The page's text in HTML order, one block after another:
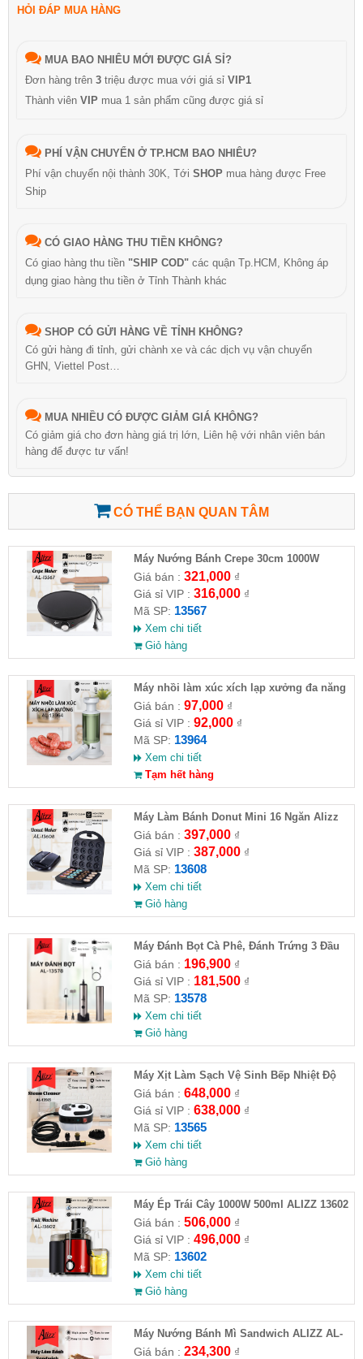
HỎI ĐÁP MUA HÀNG
MUA BAO NHIÊU MỚI ĐƯỢC GIÁ SỈ?
Đơn hàng trên 3 triệu được mua với giá sỉ VIP1
Thành viên VIP mua 1 sản phẩm cũng được giá sỉ
PHÍ VẬN CHUYỂN Ở TP.HCM BAO NHIÊU?
Phí vận chuyển nội thành 30K, Tới SHOP mua hàng được Free
Ship
CÓ GIAO HÀNG THU TIỀN KHÔNG?
Có giao hàng thu tiền "SHIP COD" các quận Tp.HCM, Không áp
dụng giao hàng thu tiền ở Tỉnh Thành khác
SHOP CÓ GỬI HÀNG VỀ TỈNH KHÔNG?
Có gửi hàng đi tỉnh, gửi chành xe và các dịch vụ vận chuyển
GHN, Viettel Post…
MUA NHIỀU CÓ ĐƯỢC GIẢM GIÁ KHÔNG?
Có giảm giá cho đơn hàng giá trị lớn, Liên hệ với nhân viên bán
hàng để được tư vấn!
CÓ THỂ BẠN QUAN TÂM
Máy Nướng Bánh Crepe 30cm 1000W
ALIZZ AL-13567
Giá bán : 321,000₫
Giá sỉ VIP : 316,000₫
Mã SP: 13567
Xem chi tiết
Giỏ hàng
Máy nhồi làm xúc xích lạp xưởng đa năng
ALIZZ AL-13964
Giá bán : 97,000₫
Giá sỉ VIP : 92,000₫
Mã SP: 13964
Xem chi tiết
Tạm hết hàng
Máy Làm Bánh Donut Mini 16 Ngăn Alizz
Giá bán : 397,000₫
Giá sỉ VIP : 387,000₫
Mã SP: 13608
Xem chi tiết
Giỏ hàng
Máy Đánh Bọt Cà Phê, Đánh Trứng 3 Đầu
ALIZZ AL-13578( HĐ )
Giá bán : 196,900₫
Giá sỉ VIP : 181,500₫
Mã SP: 13578
Xem chi tiết
Giỏ hàng
Máy Xịt Làm Sạch Vệ Sinh Bếp Nhiệt Độ
Cao 2500W ALIZZ AL-13565
Giá bán : 648,000₫
Giá sỉ VIP : 638,000₫
Mã SP: 13565
Xem chi tiết
Giỏ hàng
Máy Ép Trái Cây 1000W 500ml ALIZZ 13602
Giá bán : 506,000₫
Giá sỉ VIP : 496,000₫
Mã SP: 13602
Xem chi tiết
Giỏ hàng
Máy Nướng Bánh Mì Sandwich ALIZZ AL-
13579 ( HĐ )
Giá bán : 234,300₫